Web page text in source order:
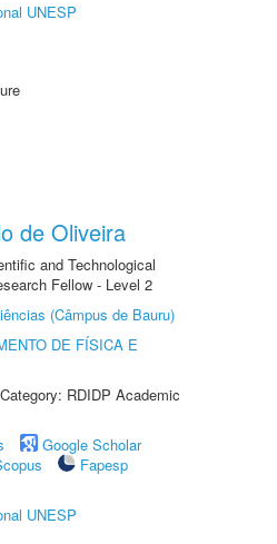
UNESP
de Oliveira
and Technological
Fellow - Level 2
(Câmpus de Bauru)
DE FÍSICA E
RDIDP Academic
Google Scholar
Fapesp
UNESP